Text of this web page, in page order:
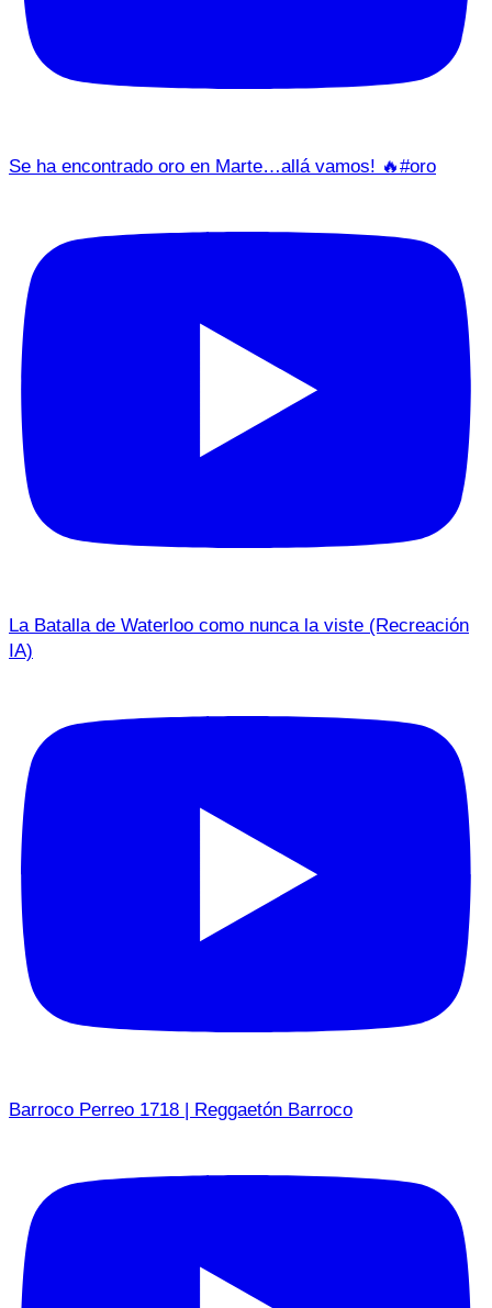
Se ha encontrado oro en Marte…allá vamos! 🔥#oro
La Batalla de Waterloo como nunca la viste (Recreación
IA)
Barroco Perreo 1718 | Reggaetón Barroco